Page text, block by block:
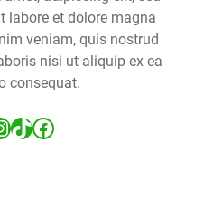
labore et dolore magna
veniam, quis nostrud
nisi ut aliquip ex ea
consequat.
TikTok Facebook